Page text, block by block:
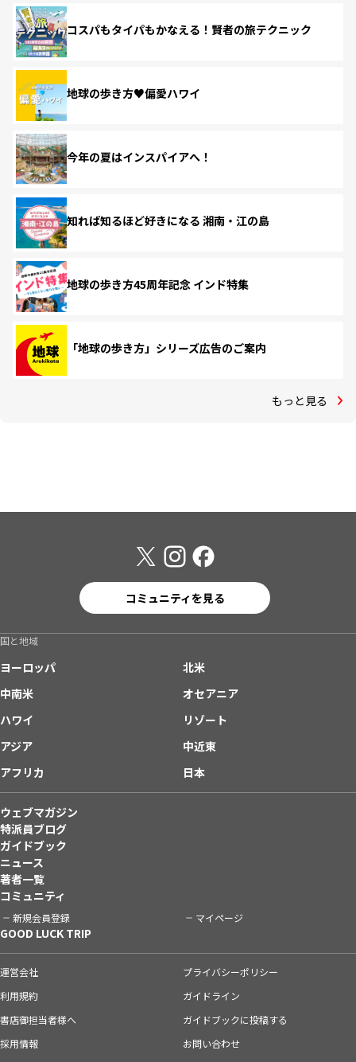
コスパもタイパもかなえる！賢者の旅テクニック
地球の歩き方♥偏愛ハワイ
今年の夏はインスパイアへ！
知れば知るほど好きになる 湘南・江の島
地球の歩き方45周年記念 インド特集
「地球の歩き方」シリーズ広告のご案内
もっと見る
コミュニティを見る
国と地域
ヨーロッパ
北米
中南米
オセアニア
ハワイ
リゾート
アジア
中近東
アフリカ
日本
ウェブマガジン
特派員ブログ
ガイドブック
ニュース
著者一覧
コミュニティ
新規会員登録 マイページ
GOOD LUCK TRIP
運営会社
プライバシーポリシー
利用規約
ガイドライン
書店御担当者様へ
ガイドブックに投稿する
採用情報
お問い合わせ